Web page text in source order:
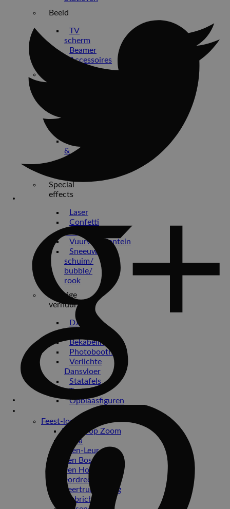
Beeld
TV
scherm
Beamer
Accessoires
&
Special
effects
Laser
Confetti
Vuurwerkfontein
Sneeuw/
schuim/
bubble/
rook
Overige
verhuur
DJ
Bekabeling
Photobooths
Verlichte
Dansvloer
Statafels
Tenten
Opblaasfiguren
Feest-locaties
Bergen op Zoom
Breda
Etten-Leur
Den Bosch
Den Hout
Dordrecht
Geertruidenberg
Limbricht